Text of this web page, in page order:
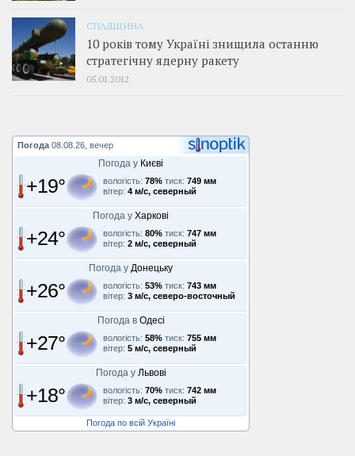
СПАДЩИНА
10 років тому Україні знищила останню
стратегічну ядерну ракету
05.01.2012
Погода 08.08.26, вечер
Погода у Києві
+19° вологість: 78% тиск: 749 мм
вітер: 4 м/с, северный
Погода у Харкові
+24° вологість: 80% тиск: 747 мм
вітер: 2 м/с, северный
Погода у Донецьку
+26° вологість: 53% тиск: 743 мм
вітер: 3 м/с, северо-восточный
Погода в Одесі
+27° вологість: 58% тиск: 755 мм
вітер: 5 м/с, северный
Погода у Львові
+18° вологість: 70% тиск: 742 мм
вітер: 3 м/с, северный
Погода по всій Україні